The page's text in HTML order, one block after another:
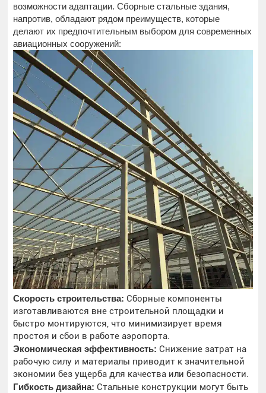
возможности адаптации. Сборные стальные здания,
напротив, обладают рядом преимуществ, которые
делают их предпочтительным выбором для современных
авиационных сооружений:
Скорость строительства: Сборные компоненты
изготавливаются вне строительной площадки и
быстро монтируются, что минимизирует время
простоя и сбои в работе аэропорта.
Экономическая эффективность: Снижение затрат на
рабочую силу и материалы приводит к значительной
экономии без ущерба для качества или безопасности.
Гибкость дизайна: Стальные конструкции могут быть